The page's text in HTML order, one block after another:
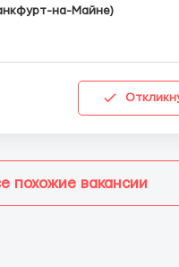
на-Майне)
похожие вакансии